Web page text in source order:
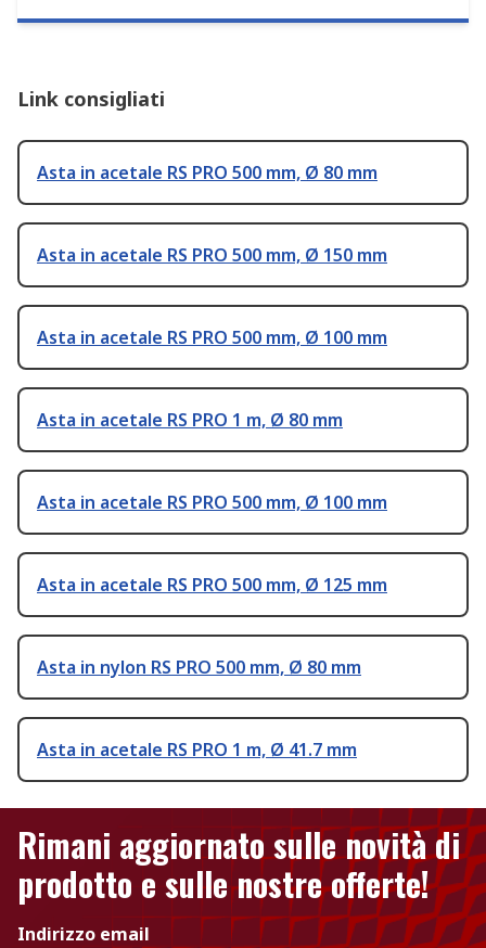
Link consigliati
Asta in acetale RS PRO 500 mm, Ø 80 mm
Asta in acetale RS PRO 500 mm, Ø 150 mm
Asta in acetale RS PRO 500 mm, Ø 100 mm
Asta in acetale RS PRO 1 m, Ø 80 mm
Asta in acetale RS PRO 500 mm, Ø 100 mm
Asta in acetale RS PRO 500 mm, Ø 125 mm
Asta in nylon RS PRO 500 mm, Ø 80 mm
Asta in acetale RS PRO 1 m, Ø 41.7 mm
Rimani aggiornato sulle novità di
prodotto e sulle nostre offerte!
Indirizzo email